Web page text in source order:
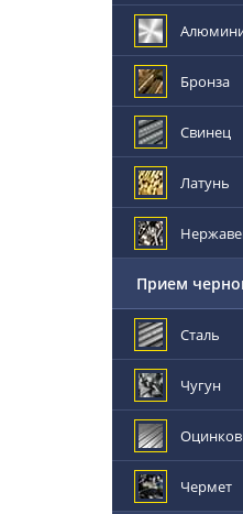
Бронза
Свинец
Латунь
Прием
Сталь
Чугун
Чермет